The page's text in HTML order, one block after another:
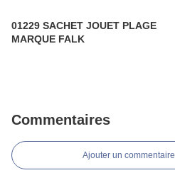
01229 SACHET JOUET PLAGE
MARQUE FALK
Commentaires
Ajouter un commentaire